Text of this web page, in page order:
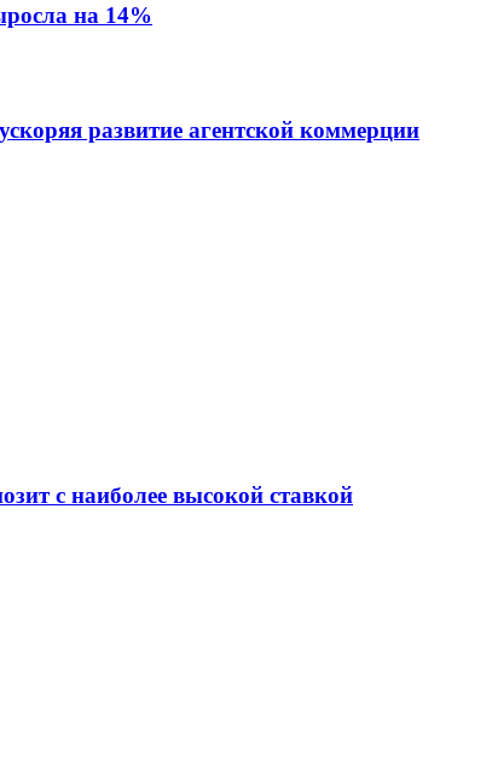
на 14%
развитие агентской коммерции
с наиболее высокой ставкой